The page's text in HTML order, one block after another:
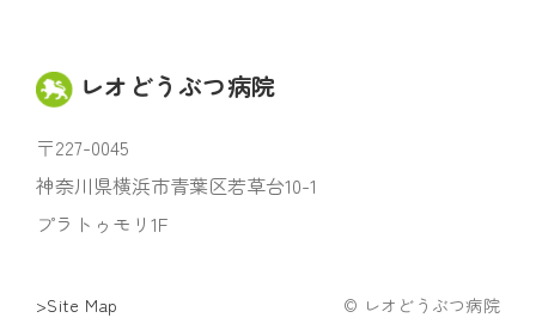
レオどうぶつ病院
〒227-0045
神奈川県横浜市青葉区若草台10-1
プラトゥモリ1F
>Site Map © レオどうぶつ病院